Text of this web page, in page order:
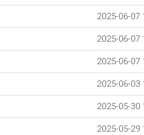
2025-06-07
2025-06-07
2025-06-07
2025-06-03
2025-05-30
2025-05-29